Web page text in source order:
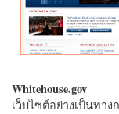
Whitehouse.gov
เว็บไซต์อย่างเป็นทา